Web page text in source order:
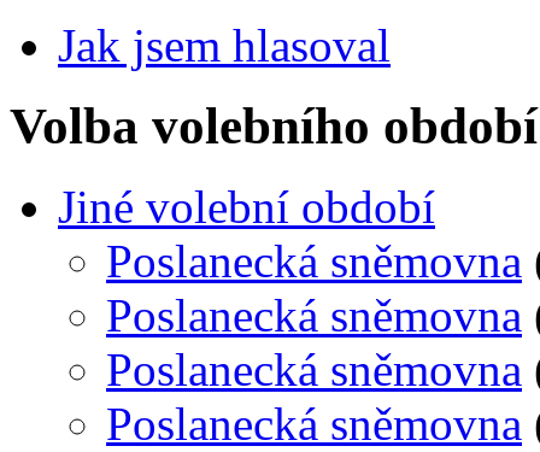
Jak jsem hlasoval
Volba volebního období
Jiné volební období
Poslanecká sněmovna
Poslanecká sněmovna
Poslanecká sněmovna
Poslanecká sněmovna